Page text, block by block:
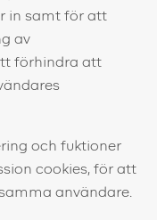
in samt för att
av
förhindra att
och fuktioner
cookies, för att
användare.